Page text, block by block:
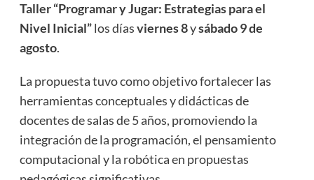
Taller “Programar y Jugar: Estrategias para el
Nivel Inicial”los díasviernes 8ysábado 9 de
agosto.
La propuesta tuvo como objetivo fortalecer las
herramientas conceptuales y didácticas de
docentes de salas de 5 años, promoviendo la
integración de la programación, el pensamiento
computacional y la robótica en propuestas